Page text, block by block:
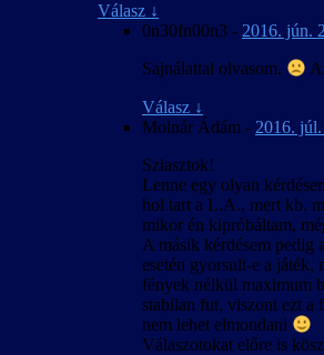
Válasz ↓
0n30fn00n3 - 2016. jún.
Sajnálattal olvasom.
Válasz ↓
Molnár Ádám - 2016.
Sziasztok!
Lenne egy olyan
hol tart a L.A., mert kb.
mikor én kipróbáltam,
A másik kérdésem pedig
esetén gyorsult-e a játék,
fények nélkül maximum
stabilan fut, viszont ezt a
nem lehet elmondani
Válaszotokat előre is